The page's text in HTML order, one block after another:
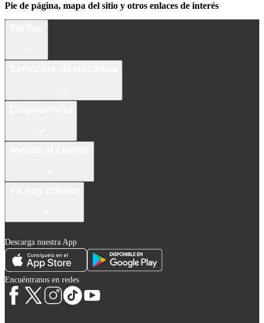
Pie de página, mapa del sitio y otros enlaces de interés
Descarga nuestra App
Encuéntranos en redes